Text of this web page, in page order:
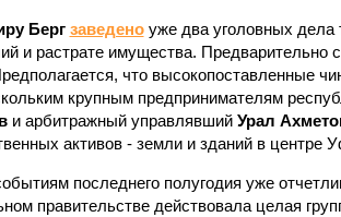
Берг заведеноуже два уголовных дела
и растрате имущества. Предварительно
что высокопоставленные
крупным предпринимателям
и арбитражный управлявший Урал
активов - земли и зданий в
последнего полугодия уже
правительстве действовала целая